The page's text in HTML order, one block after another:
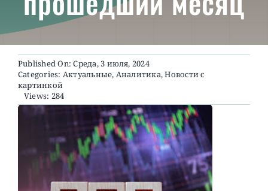
О ПРОЕКТЕ
Published On: Среда, 3 июля, 2024
Categories: Актуальные, Аналитика,Новости с
картинкой
Views: 284